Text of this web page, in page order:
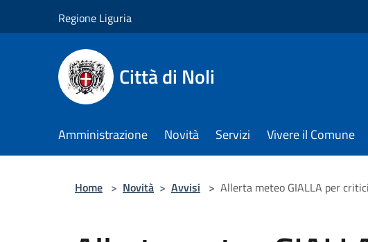
Regione Liguria
Città di Noli
Amministrazione Novità Servizi Vivere il Comune
Home > Novità > Avvisi > Allerta meteo GIALLA per